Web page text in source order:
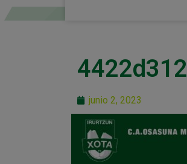
junio 2, 2023